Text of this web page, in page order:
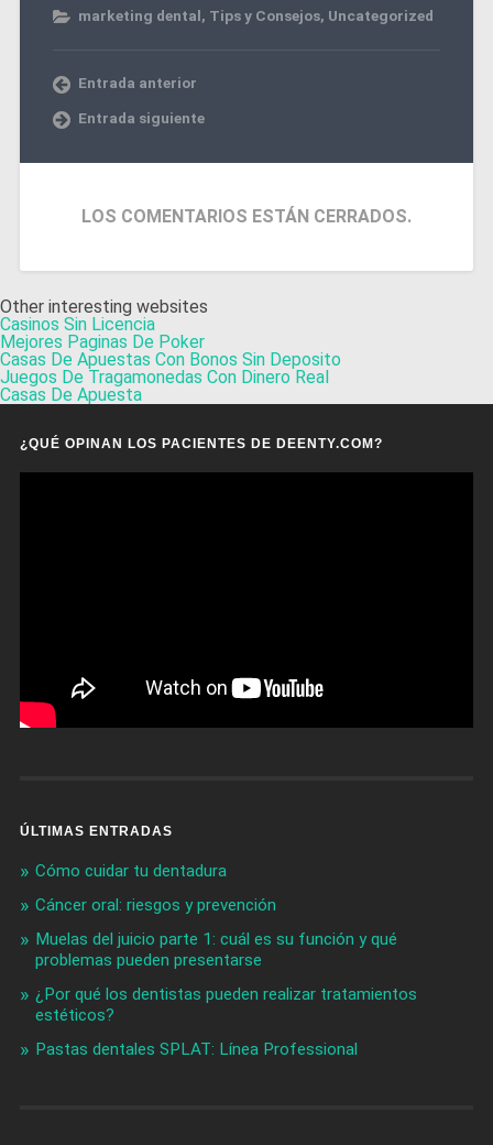
marketing dental, Tips y Consejos, Uncategorized
Entrada anterior
Entrada siguiente
LOS COMENTARIOS ESTÁN CERRADOS.
Other interesting websites
Casinos Sin Licencia
Mejores Paginas De Poker
Casas De Apuestas Con Bonos Sin Deposito
Juegos De Tragamonedas Con Dinero Real
Casas De Apuesta
¿QUÉ OPINAN LOS PACIENTES DE DEENTY.COM?
ÚLTIMAS ENTRADAS
Cómo cuidar tu dentadura
Cáncer oral: riesgos y prevención
Muelas del juicio parte 1: cuál es su función y qué
problemas pueden presentarse
¿Por qué los dentistas pueden realizar tratamientos
estéticos?
Pastas dentales SPLAT: Línea Professional